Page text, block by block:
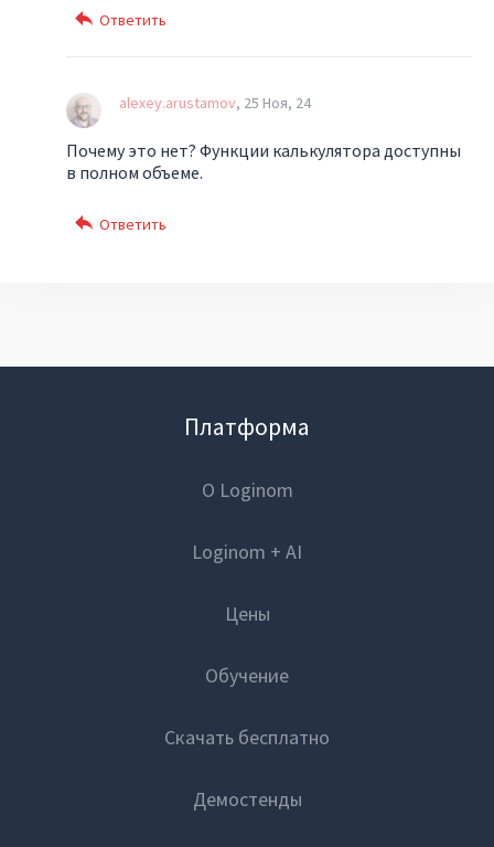
alexey.arustamov 25 Ноя, 24
Почему это нет? Функции калькулятора доступны
в полном объеме.
Платформа
О Loginom
Loginom + AI
Цены
Обучение
Скачать бесплатно
Демостенды